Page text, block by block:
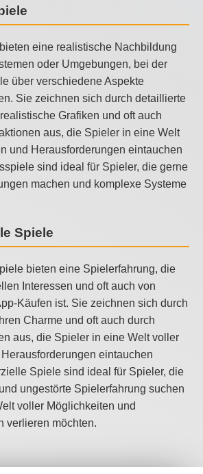
eine realistische Nachbildung
oder Umgebungen, bei der
über verschiedene Aspekte
Sie zeichnen sich durch detaillierte
Grafiken und oft auch
aus, die Spieler in eine Welt
und Herausforderungen eintauchen
sind ideal für Spieler, die gerne
machen und komplexe Systeme
Spiele
bieten eine Spielerfahrung, die
Interessen und oft auch von
Käufen ist. Sie zeichnen sich durch
Charme und oft auch durch
aus, die Spieler in eine Welt voller
eintauchen
Spiele sind ideal für Spieler, die
ungestörte Spielerfahrung suchen
voller Möglichkeiten und
verlieren möchten.